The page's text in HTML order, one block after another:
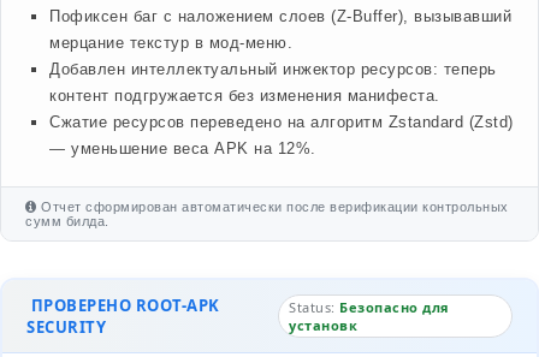
Пофиксен баг с наложением слоев (Z-Buffer), вызывавший
мерцание текстур в мод-меню.
Добавлен интеллектуальный инжектор ресурсов: теперь
контент подгружается без изменения манифеста.
Сжатие ресурсов переведено на алгоритм Zstandard (Zstd)
— уменьшение веса APK на 12%.
Отчет сформирован автоматически после верификации контрольных
сумм билда.
ПРОВЕРЕНО ROOT-APK
SECURITY
Status: Безопасно для
установк